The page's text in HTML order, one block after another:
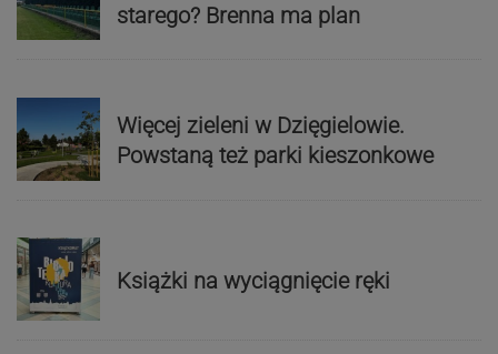
starego? Brenna ma plan
Więcej zieleni w Dzięgielowie.
Powstaną też parki kieszonkowe
Książki na wyciągnięcie ręki